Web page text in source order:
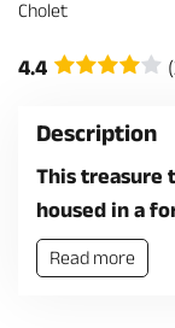
Cholet
4.4
Description
This treasure
housed in a
Read more